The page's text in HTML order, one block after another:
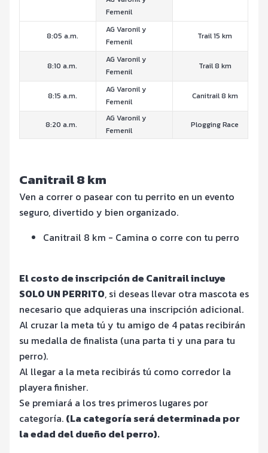
Femenil
8:05 a.m.
AG Varonil y
Femenil
Trail 15 km
8:10 a.m.
AG Varonil y
Femenil
Trail 8 km
8:15 a.m.
AG Varonil y
Femenil
Canitrail 8 km
8:20 a.m.
AG Varonil y
Femenil
Plogging Race
Canitrail 8 km
Ven a correr o pasear con tu perrito en un evento
seguro, divertido y bien organizado.
Canitrail 8 km - Camina o corre con tu perro
El costo de inscripción de Canitrail incluye
SOLO UN PERRITO, si deseas llevar otra mascota es
necesario que adquieras una inscripción adicional.
Al cruzar la meta tú y tu amigo de 4 patas recibirán
su medalla de finalista (una parta ti y una para tu
perro).
Al llegar a la meta recibirás tú como corredor la
playera finisher.
Se premiará a los tres primeros lugares por
categoría. (La categoría será determinada por
la edad del dueño del perro).